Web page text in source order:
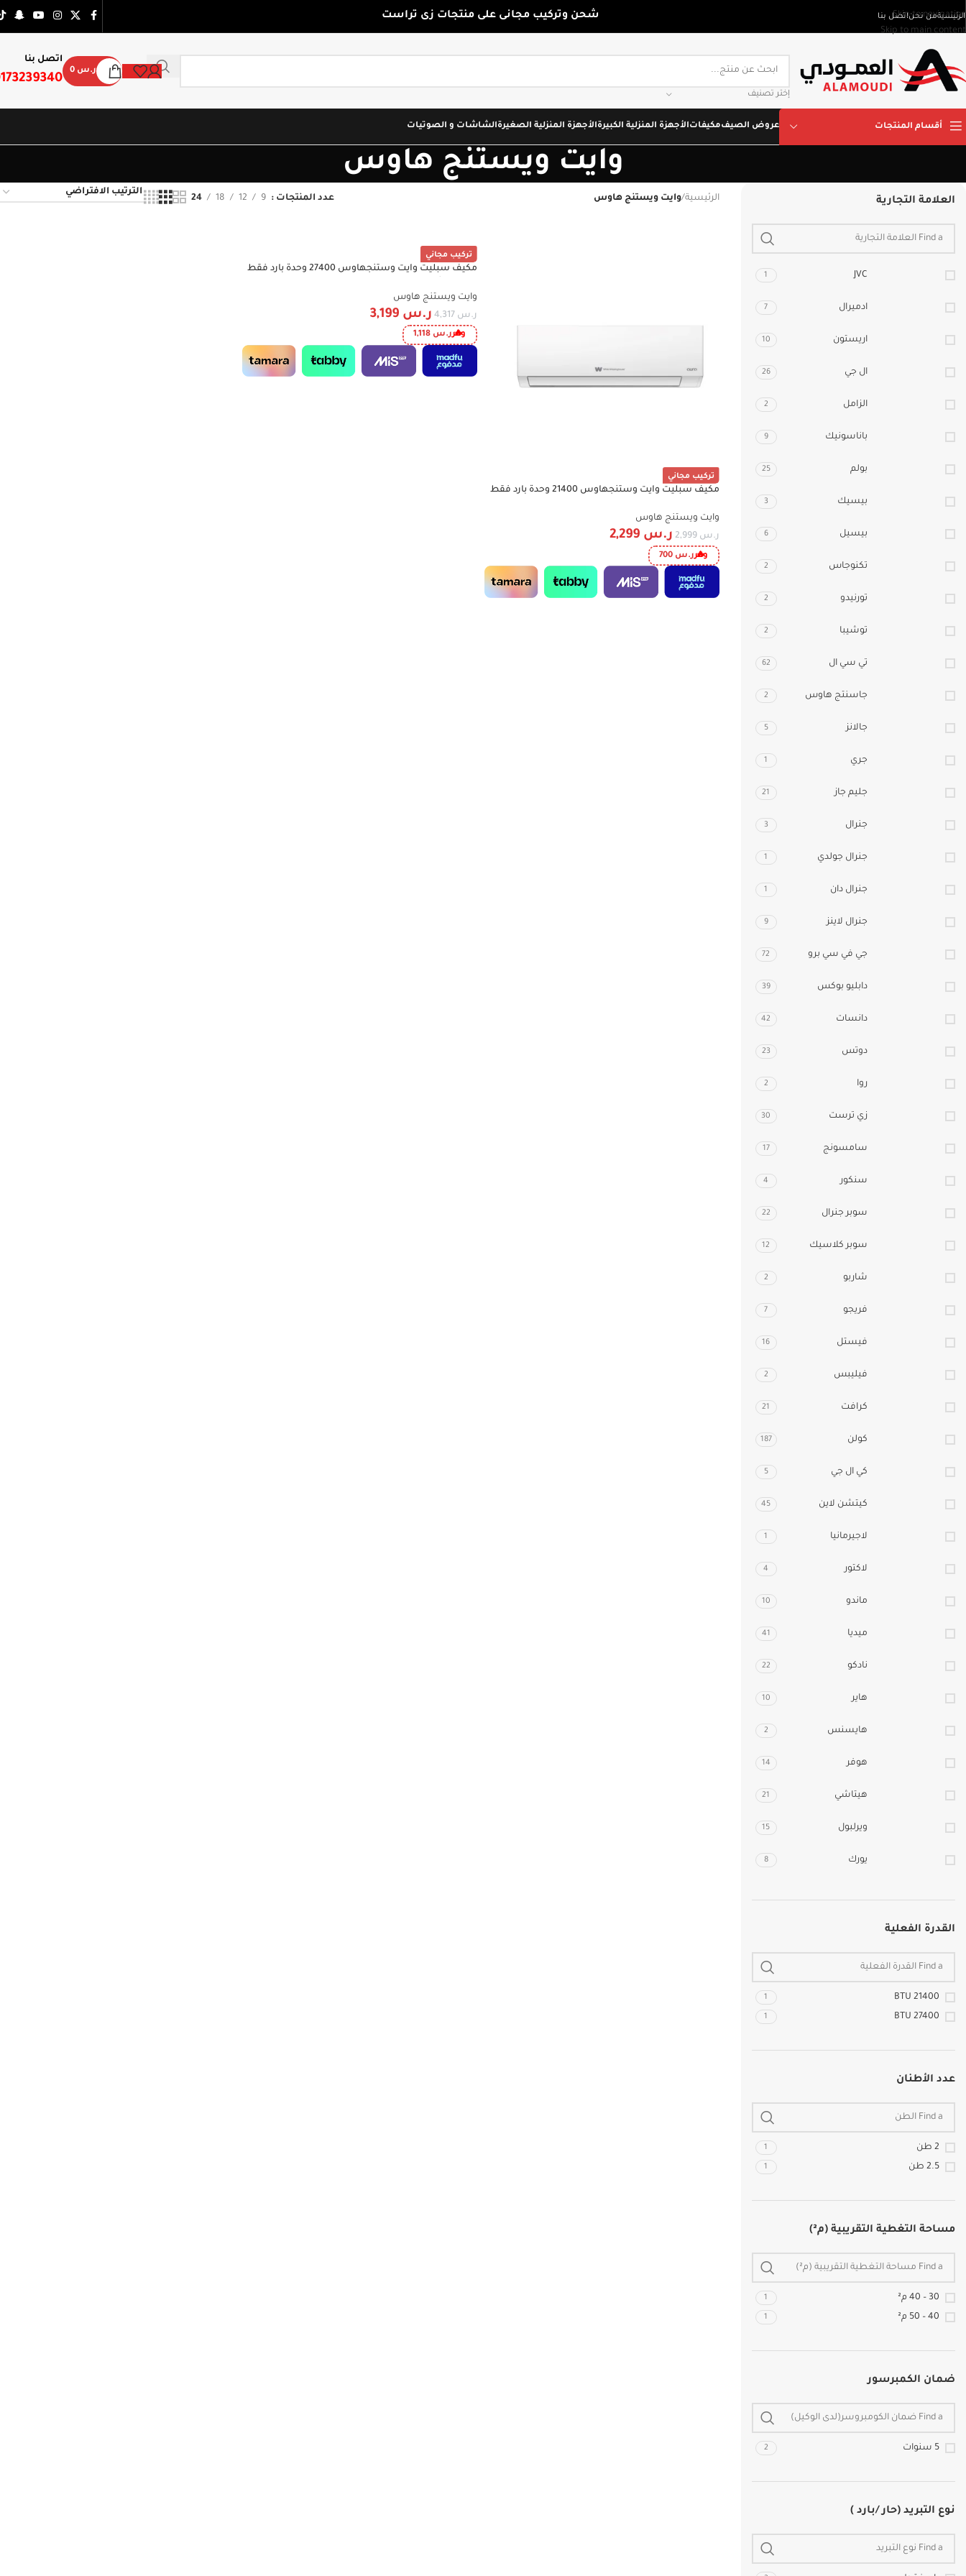
Skip to navigation
Skip to main content
الرئيسيةمن نحناتصل بنا شحن وتركيب مجانى على منتجات زى تراست
إختر تصنيف
ر.س
اتصل بنا
أقسام المنتجات عروض الصيفمكيفاتالأجهزة المنزلية الكبيرةالأجهزة المنزلية الصغيرةالشاشات و الصوتيات
وايت ويستنج هاوس
العلامة التجارية
JVC
1
ادميرال 7
اريستون 10
ال جي 26
الزامل 2
باناسونيك 9
بولم 25
بيسيك 3
بيسيل 6
تكنوجاس 2
تورنيدو 2
توشيبا 2
تي سي ال 62
جاسنتج هاوس 2
جالانز 5
جري 1
جليم جاز 21
جنرال 3
جنرال جولدي 1
جنرال دان 1
جنرال لاينز 9
جي في سي برو 72
دابليو بوكس 39
دانسات 42
دوتس 23
روا 2
زي ترست 30
سامسونج 17
سنكور 4
سوبر جنرال 22
سوبر كلاسيك 12
شاربو 2
فريجو 7
فيستل 16
فيليبس 2
كرافت 21
كولن 187
كي ال جي 5
كيتشن لاين 45
لاجيرمانيا 1
لاكتور 4
ماندو 10
ميديا 41
نادكو 22
هاير 10
هايسنس 2
هوفر 14
هيتاشي 21
ويرلبول 15
يورك 8
القدرة الفعلية
21400 BTU
1
27400 BTU
1
عدد الأطنان
2 طن 1
2.5 طن 1
مساحة التغطية التقريبية (م²)
30 – 40 م² 1
40 – 50 م² 1
ضمان الكمبرسور
5 سنوات 2
نوع التبريد (حار /بارد )
الرئيسية/وايت ويستنج هاوس عدد المنتجات 9
12
18
24
تركيب مجاني
-23%
مكيف سبليت وايت وستنجهاوس 21400 وحدة بارد فقط
وايت ويستنج هاوس
ر.س 2,999 ر.س 2,299
وفرر.س
تركيب مجاني
-26%
مكيف سبليت وايت وستنجهاوس 27400 وحدة بارد فقط
وايت ويستنج هاوس
ر.س 4,317 ر.س 3,199
وفرر.س